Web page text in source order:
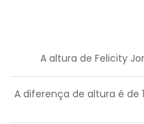
A altura de Felicity
A diferença de altura é de